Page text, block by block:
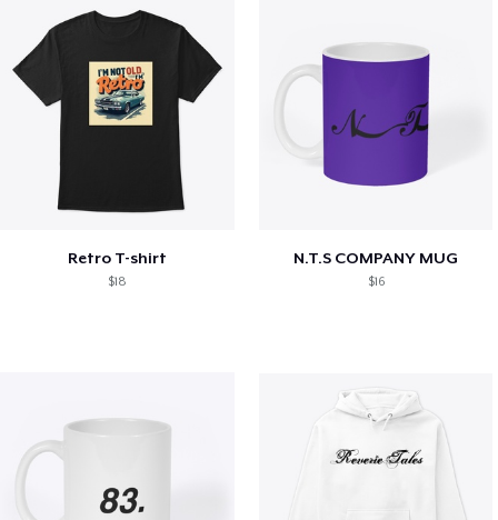
Retro T-shirt
$18
N.T.S COMPANY MUG
$16